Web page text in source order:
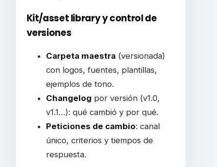
Kit/asset library y control de
versiones
Carpeta maestra (versionada)
con logos, fuentes, plantillas,
ejemplos de tono.
Changelog por versión (v1.0,
v1.1…): qué cambió y por qué.
Peticiones de cambio: canal
único, criterios y tiempos de
respuesta.